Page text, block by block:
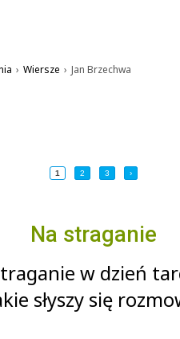
› Wiersze › Jan Brzechwa
1 2 3 ›
Na straganie
w dzień
słyszy się